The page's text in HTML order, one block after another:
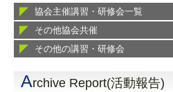
協会主催講習・研修会一覧
その他協会共催
その他の講習・研修会
Archive Report(活動報告)